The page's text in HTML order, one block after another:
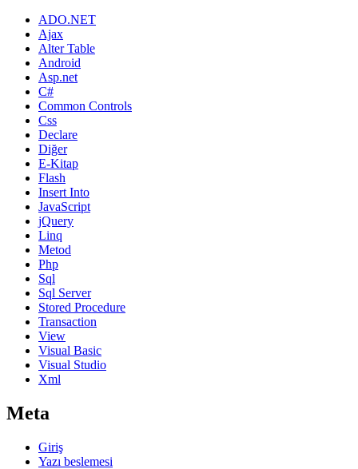
ADO.NET
Ajax
Alter Table
Android
Asp.net
C#
Common Controls
Css
Declare
Diğer
E-Kitap
Flash
Insert Into
JavaScript
jQuery
Linq
Metod
Php
Sql
Sql Server
Stored Procedure
Transaction
View
Visual Basic
Visual Studio
Xml
Meta
Giriş
Yazı beslemesi